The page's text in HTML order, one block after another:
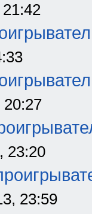
20:27
23:20
23:59